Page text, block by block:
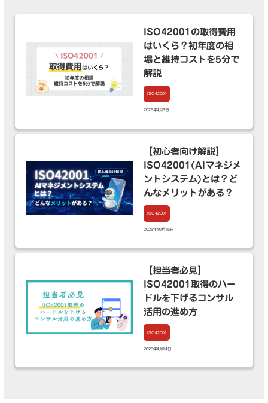
ISO42001
2026年4月3日
ISO42001の取得費用
はいくら？初年度の相
場と維持コストを5分で
解説
ISO42001
2025年10月15日
【初心者向け解説】
ISO42001(AIマネジメ
ントシステム)とは？ど
んなメリットがある？
ISO42001
2026年4月14日
【担当者必見】
ISO42001取得のハー
ドルを下げるコンサル
活用の進め方